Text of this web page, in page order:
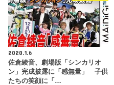
2020.1.6
佐倉綾音、劇場版「シンカリオ
ン」完成披露に「感無量」 子供
たちの笑顔に「…